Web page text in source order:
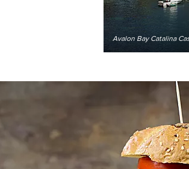
Avalon Bay Catalina